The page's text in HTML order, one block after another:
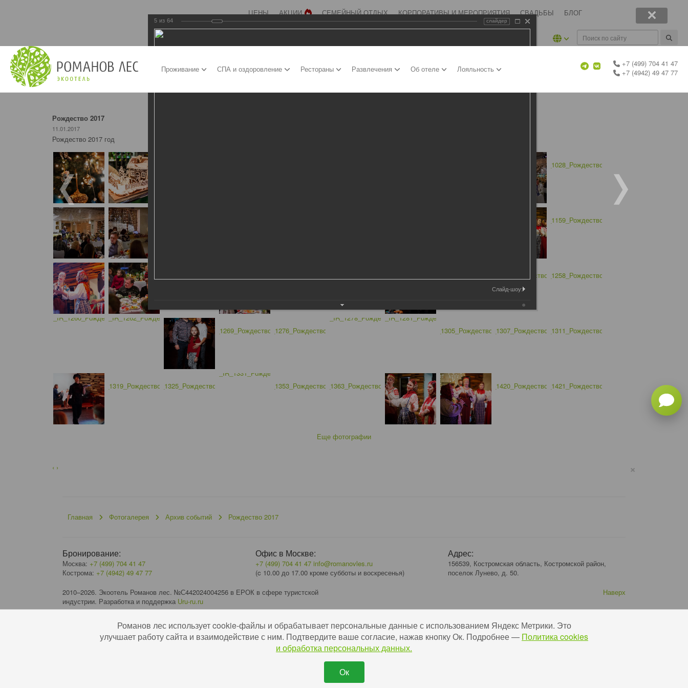
ЦЕНЫ АКЦИИ СЕМЕЙНЫЙ ОТДЫХ КОРПОРАТИВЫ И МЕРОПРИЯТИЯ СВАДЬБЫ БЛОГ
Проживание СПА и оздоровление Рестораны Развлечения Об отеле Лояльность
+7 (499) 704 41 47
+7 (4942) 49 47 77
Рождество 2017
11.01.2017
Рождество 2017 год
Еще фотографии
‹ › ×
Главная Фотогалерея Архив событий Рождество 2017
Бронирование:
Москва: +7 (499) 704 41 47
Кострома: +7 (4942) 49 47 77
Офис в Москве:
+7 (499) 704 41 47 info@romanovles.ru
(c 10.00 до 17.00 кроме субботы и воскресенья)
Адрес:
156539, Костромская область, Костромской район,
поселок Лунево, д. 50.
2010–2026. Экоотель Романов лес. №С442024004256 в ЕРОК в сфере туристской
индустрии. Разработка и поддержка Uru-ru.ru
Наверх
Романов лес использует cookie-файлы и обрабатывает персональные данные с использованием Яндекс Метрики. Это
улучшает работу сайта и взаимодействие с ним. Подтвердите ваше согласие, нажав кнопку Ок. Подробнее — Политика cookies
и обработка персональных данных.
Ок
5 из 64 слайдер
Слайд-шоу: